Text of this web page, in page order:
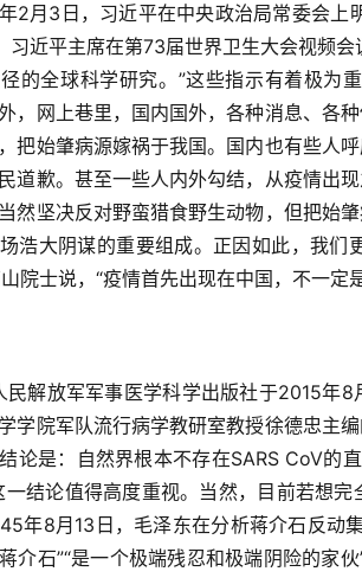
年2月 3 日，习近平在中央政治局常委会上
习近平主席在第73届世界卫生大会视频
的全球科学研究。”这些指示有着极为
，网上巷里，国内国外，各种消息、各
把始肇病源嫁祸于我国。国内也有些人
道歉。甚至一些人内外勾结，从疫情出
然坚决反对野蛮猎食野生动物，但把始
浩大阴谋的重要组成。正因如此，我
院士说，“疫情首先出现在中国，不一
民解放军军事医学科学出版社于2015年8
学院军队流行病学教研室教授徐德忠主
论是：自然界根本不存在SARS CoV的
一结论值得高度重视。当然，目前若想
年8月 13 日，毛泽东在分析蒋介石反动
介石”“是一个极端残忍和极端阴险的家